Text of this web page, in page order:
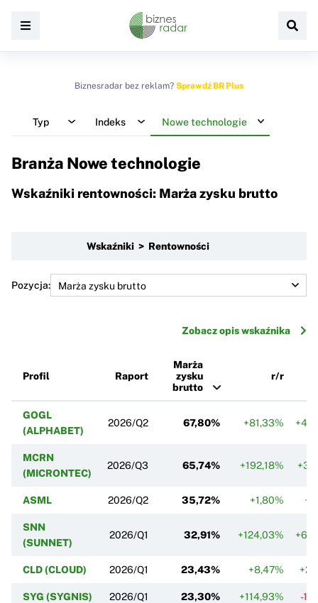
Biznesradar bez reklam? Sprawdź BR Plus
Typ Indeks Nowe technologie
Branża Nowe technologie
Wskaźniki rentowności: Marża zysku brutto
Wskaźniki > Rentowności
Pozycja:
Zobacz opis wskaźnika
Profil Raport
Marża
zysku
brutto
r/r
GOGL
(ALPHABET)
2026/Q2 67,80% +81,33%
MCRN
(MICRONTEC)
2026/Q3 65,74% +192,18%
ASML 2026/Q2 35,72% +1,80%
SNN
(SUNNET)
2026/Q1 32,91% +124,03%
CLD (CLOUD) 2026/Q1 23,43% +8,47%
SYG (SYGNIS) 2026/Q1 23,30% +114,93% -